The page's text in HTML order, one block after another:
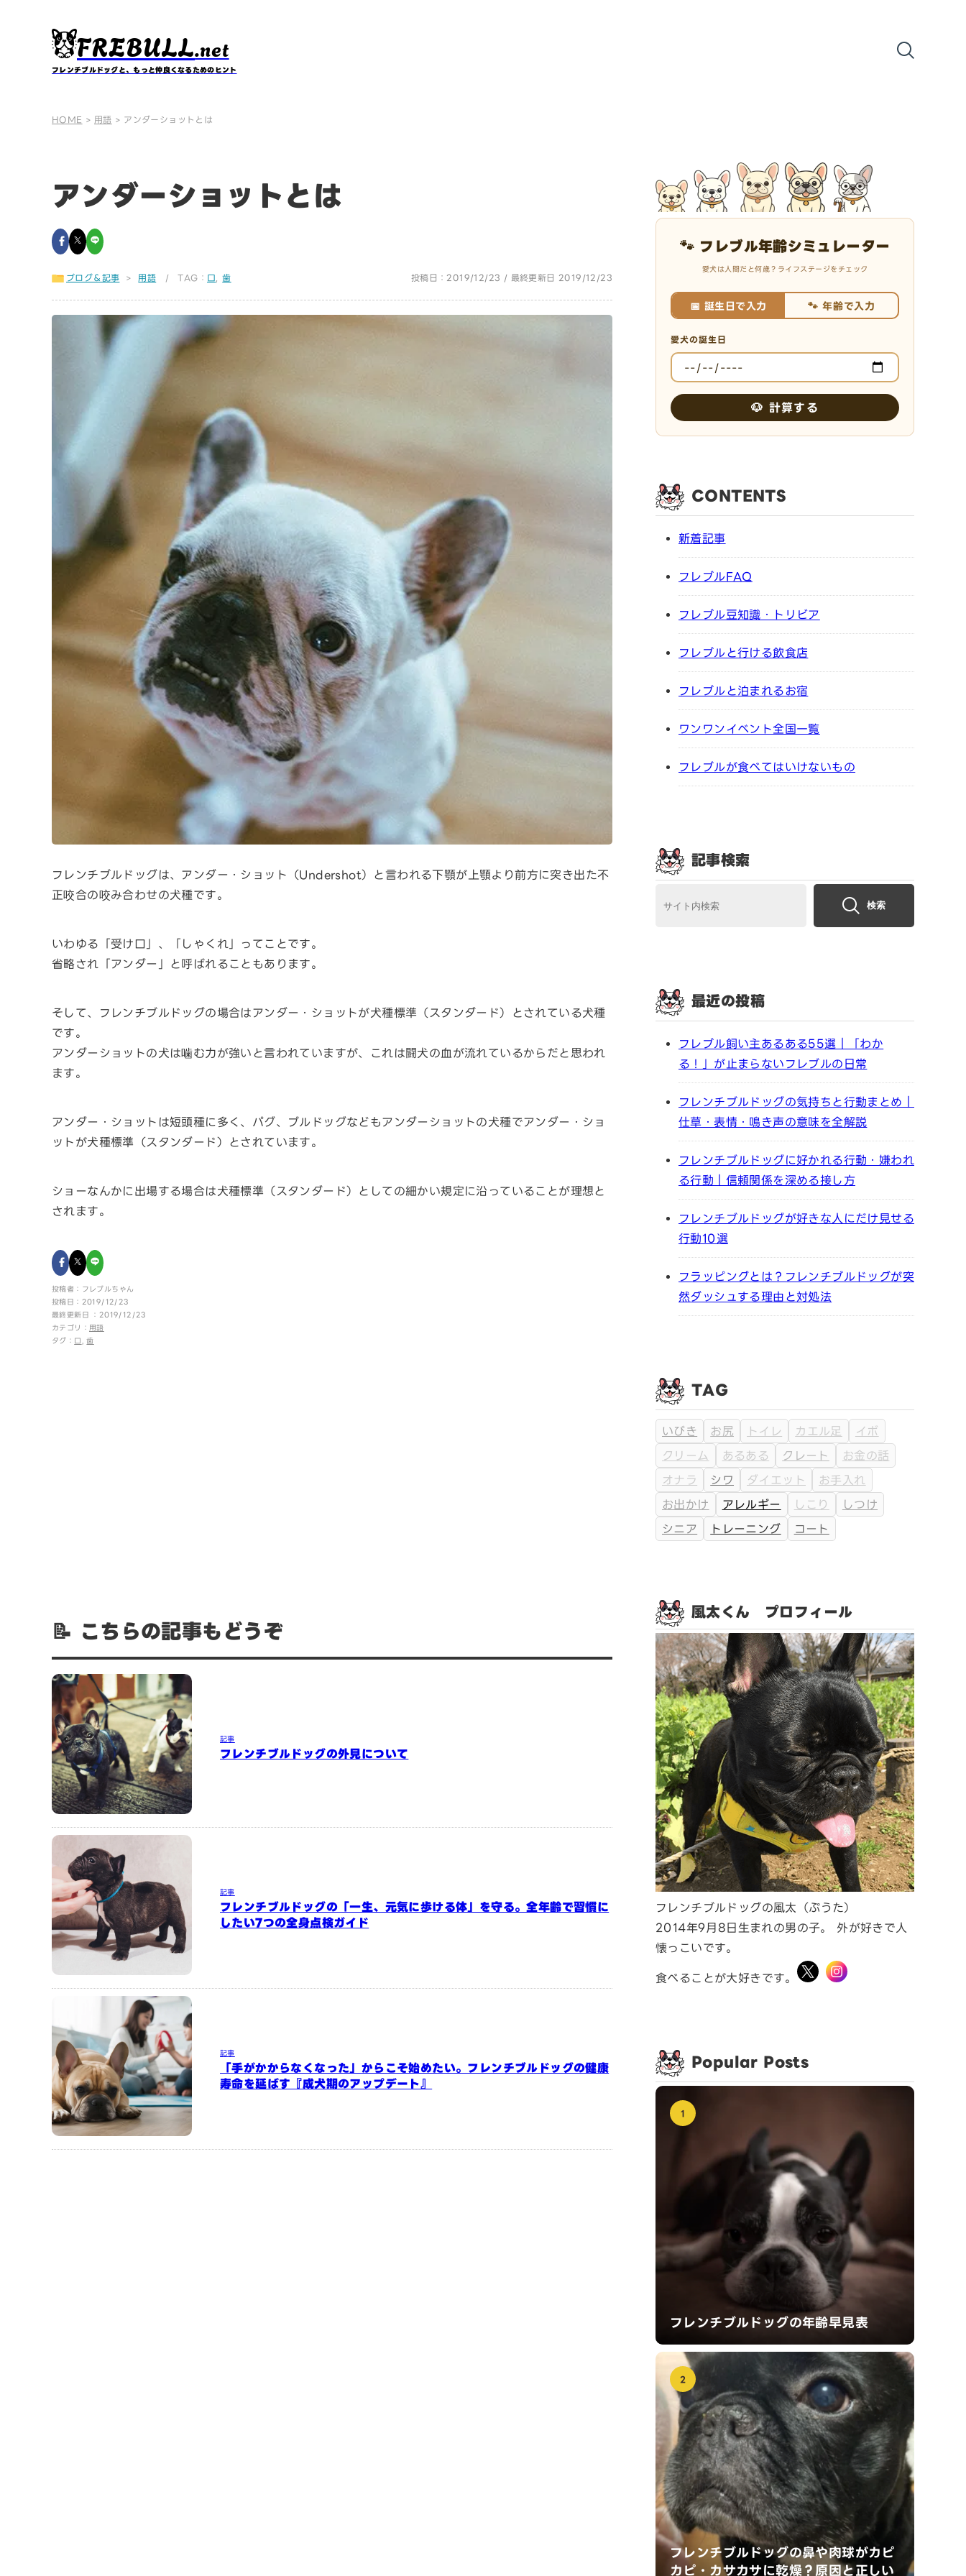
FREBULL.net
フレンチブルドッグと、もっと仲良くなるためのヒント
HOME > 用語 > アンダーショットとは
アンダーショットとは
ブログ＆記事 > 用語 / TAG： 口 ,歯 投稿日：2019/12/23 / 最終更新日 2019/12/23
フレンチブルドッグは、アンダー・ショット（Undershot）と言われる下顎が上顎より前方に突き出た不
正咬合の咬み合わせの犬種です。
いわゆる「受け口」、「しゃくれ」ってことです。
省略され「アンダー」と呼ばれることもあります。
そして、フレンチブルドッグの場合はアンダー・ショットが犬種標準（スタンダード）とされている犬種
です。
アンダーショットの犬は噛む力が強いと言われていますが、これは闘犬の血が流れているからだと思われ
ます。
アンダー・ショットは短頭種に多く、パグ、ブルドッグなどもアンダーショットの犬種でアンダー・ショ
ットが犬種標準（スタンダード）とされています。
ショーなんかに出場する場合は犬種標準（スタンダード）としての細かい規定に沿っていることが理想と
されます。
投稿者：フレブルちゃん
投稿日：2019/12/23
最終更新日 ：2019/12/23
カテゴリ： 用語
タグ： 口 ,歯
📝 こちらの記事もどうぞ
記事
フレンチブルドッグの外見について
記事
フレンチブルドッグの「一生、元気に歩ける体」を守る。全年齢で習慣に
したい7つの全身点検ガイド
記事
「手がかからなくなった」からこそ始めたい。フレンチブルドッグの健康
寿命を延ばす『成犬期のアップデート』
🐾 フレブル年齢シミュレーター
愛犬は人間だと何歳？ライフステージをチェック
📅 誕生日で入力 🐾 年齢で入力
愛犬の誕生日
🐶 計算する
CONTENTS
新着記事
フレブルFAQ
フレブル豆知識・トリビア
フレブルと行ける飲食店
フレブルと泊まれるお宿
ワンワンイベント全国一覧
フレブルが食べてはいけないもの
記事検索
検索
最近の投稿
フレブル飼い主あるある55選｜「わか
る！」が止まらないフレブルの日常
フレンチブルドッグの気持ちと行動まとめ｜
仕草・表情・鳴き声の意味を全解説
フレンチブルドッグに好かれる行動・嫌われ
る行動｜信頼関係を深める接し方
フレンチブルドッグが好きな人にだけ見せる
行動10選
フラッピングとは？フレンチブルドッグが突
然ダッシュする理由と対処法
TAG
いびき お尻 トイレ カエル足
イボ
クリーム
あるある クレート
お金の話
オナラ
シワ ダイエット
お手入れ
お出かけ
アレルギー しこり
しつけ
シニア
トレーニング コート
風太くん プロフィール
フレンチブルドッグの風太（ぷうた）
2014年9月8日生まれの男の子。 外が好きで人
懐っこいです。
食べることが大好きです。
Popular Posts
1
フレンチブルドッグの年齢早見表
2
フレンチブルドッグの鼻や肉球がカピ
カピ・カサカサに乾燥？原因と正しい